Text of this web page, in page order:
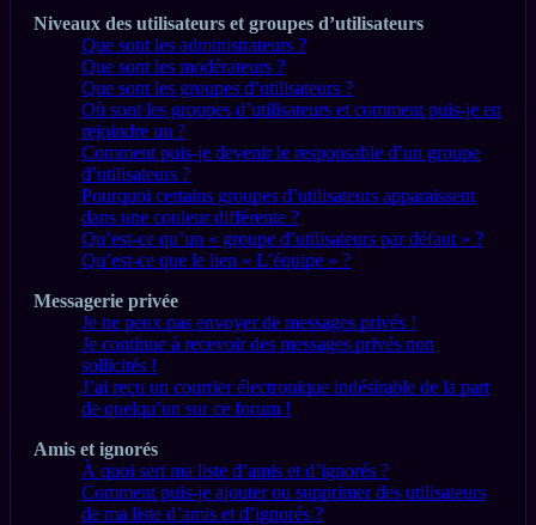
Niveaux des utilisateurs et groupes d’utilisateurs
Que sont les administrateurs ?
Que sont les modérateurs ?
Que sont les groupes d’utilisateurs ?
Où sont les groupes d’utilisateurs et comment puis-je en
rejoindre un ?
Comment puis-je devenir le responsable d’un groupe
d’utilisateurs ?
Pourquoi certains groupes d’utilisateurs apparaissent
dans une couleur différente ?
Qu’est-ce qu’un « groupe d’utilisateurs par défaut » ?
Qu’est-ce que le lien « L’équipe » ?
Messagerie privée
Je ne peux pas envoyer de messages privés !
Je continue à recevoir des messages privés non
sollicités !
J’ai reçu un courrier électronique indésirable de la part
de quelqu’un sur ce forum !
Amis et ignorés
À quoi sert ma liste d’amis et d’ignorés ?
Comment puis-je ajouter ou supprimer des utilisateurs
de ma liste d’amis et d’ignorés ?